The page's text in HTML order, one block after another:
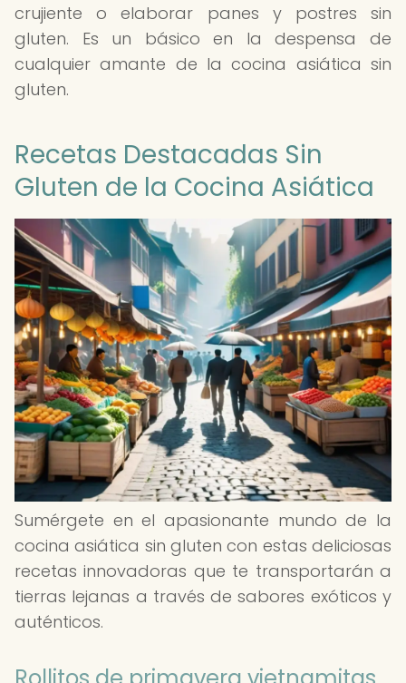
crujiente o elaborar panes y postres sin
gluten. Es un básico en la despensa de
cualquier amante de la cocina asiática sin
gluten.
Recetas Destacadas Sin
Gluten de la Cocina Asiática
Sumérgete en el apasionante mundo de la
cocina asiática sin gluten con estas deliciosas
recetas innovadoras que te transportarán a
tierras lejanas a través de sabores exóticos y
auténticos.